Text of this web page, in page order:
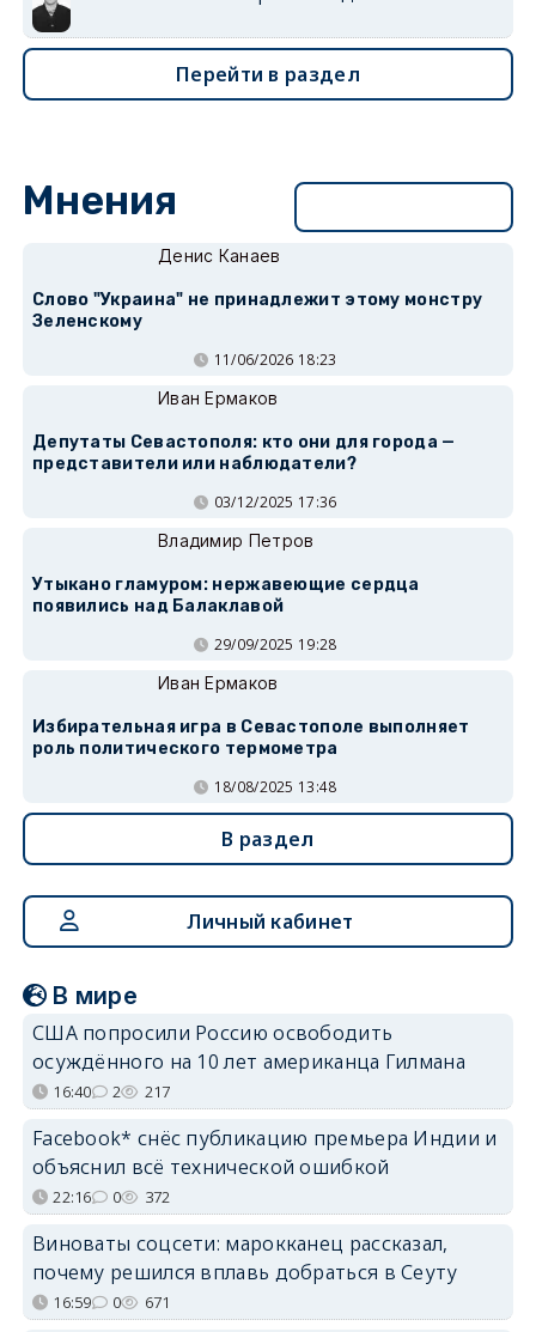
Перейти в раздел
Мнения
Денис Канаев
Слово "Украина" не принадлежит этому монстру
Зеленскому
11/06/2026 18:23
Иван Ермаков
Депутаты Севастополя: кто они для города —
представители или наблюдатели?
03/12/2025 17:36
Владимир Петров
Утыкано гламуром: нержавеющие сердца
появились над Балаклавой
29/09/2025 19:28
Иван Ермаков
Избирательная игра в Севастополе выполняет
роль политического термометра
18/08/2025 13:48
В раздел
Личный кабинет
В мире
США попросили Россию освободить
осуждённого на 10 лет американца Гилмана
16:40 2 217
Facebook* снёс публикацию премьера Индии и
объяснил всё технической ошибкой
22:16 0 372
Виноваты соцсети: марокканец рассказал,
почему решился вплавь добраться в Сеуту
16:59 0 671